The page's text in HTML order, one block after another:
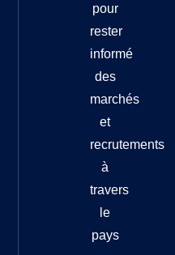
pour
rester
informé
des
marchés
et
recrutements
à
travers
le
pays